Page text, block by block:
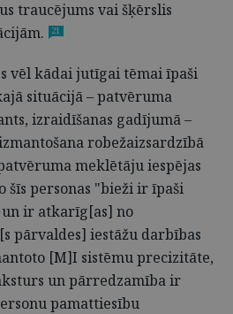
traucējums vai šķērslis
21
vēl kādai jutīgai tēmai īpaši
situācijā – patvēruma
izraidīšanas gadījumā –
robežaizsardzībā
meklētāju iespējas
šīs personas "bieži ir īpaši
ir atkarīg[as] no
pārvaldes] ie­stāžu darbības
[M]I sistēmu precizitāte,
un pārredzamība ir
pamattiesību